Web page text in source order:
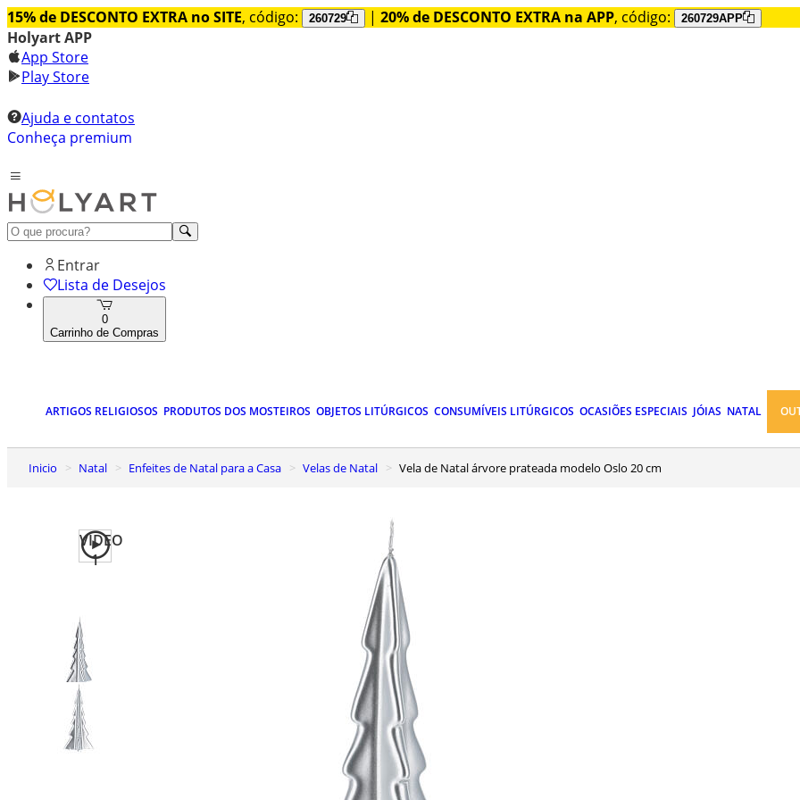
15% de DESCONTO EXTRA no SITE, código: 260729 | 20% de DESCONTO EXTRA na APP, código: 260729APP
Holyart APP
App Store
Play Store
Ajuda e contatos
Conheça premium
Entrar
Lista de Desejos
0
Carrinho de Compras
ARTIGOS RELIGIOSOS PRODUTOS DOS MOSTEIROS OBJETOS LITÚRGICOS CONSUMÍVEIS LITÚRGICOS OCASIÕES ESPECIAIS JÓIAS NATAL
Inicio Natal Enfeites de Natal para a Casa Velas de Natal Vela de Natal árvore prateada modelo Oslo 20 cm
VIDEO
1